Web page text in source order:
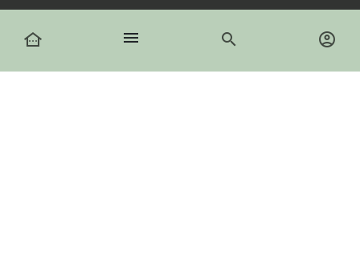
other_houses menu search account_circle
Informasjonskapsler
facebook